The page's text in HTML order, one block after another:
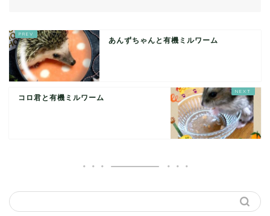
あんずちゃんと有機ミルワーム
コロ君と有機ミルワーム